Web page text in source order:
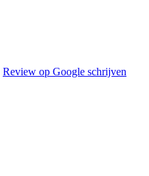
Review op Google schrijven